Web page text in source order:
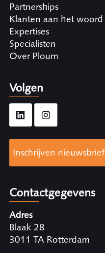
Partnerships
Klanten aan het woord
Expertises
Specialisten
Over Ploum
Volgen
Inschrijven nieuwsbrief
Contactgegevens
Adres
Blaak 28
3011 TA Rotterdam